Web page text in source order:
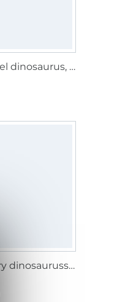
Katoenflanel dinosaurus, gebroken wit
French Terry dinosaurussen, grijs gemêleerd